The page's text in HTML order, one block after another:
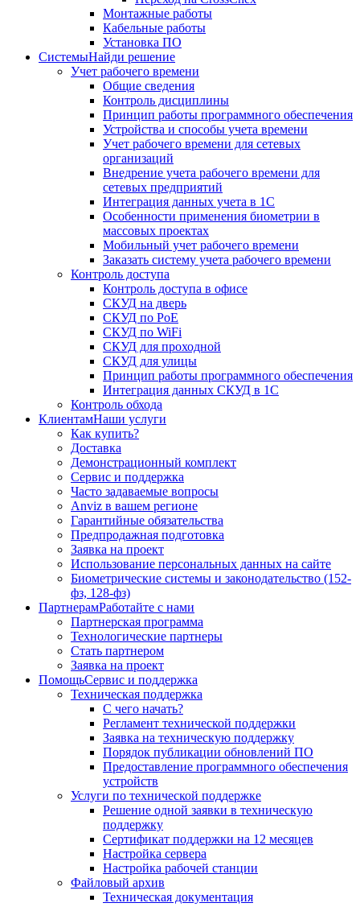
Монтажные работы
Кабельные работы
Установка ПО
СистемыНайди решение
Учет рабочего времени
Общие сведения
Контроль дисциплины
Принцип работы программного обеспечения
Устройства и способы учета времени
Учет рабочего времени для сетевых
организаций
Внедрение учета рабочего времени для
сетевых предприятий
Интеграция данных учета в 1С
Особенности применения биометрии в
массовых проектах
Мобильный учет рабочего времени
Заказать систему учета рабочего времени
Контроль доступа
Контроль доступа в офисе
СКУД на дверь
СКУД по PoE
СКУД по WiFi
СКУД для проходной
СКУД для улицы
Принцип работы программного обеспечения
Интеграция данных СКУД в 1С
Контроль обхода
КлиентамНаши услуги
Как купить?
Доставка
Демонстрационный комплект
Сервис и поддержка
Часто задаваемые вопросы
Anviz в вашем регионе
Гарантийные обязательства
Предпродажная подготовка
Заявка на проект
Использование персональных данных на сайте
Биометрические системы и законодательство (152-
фз, 128-фз)
ПартнерамРаботайте с нами
Партнерская программа
Технологические партнеры
Стать партнером
Заявка на проект
ПомощьСервис и поддержка
Техническая поддержка
С чего начать?
Регламент технической поддержки
Заявка на техническую поддержку
Порядок публикации обновлений ПО
Предоставление программного обеспечения
устройств
Услуги по технической поддержке
Решение одной заявки в техническую
поддержку
Сертификат поддержки на 12 месяцев
Настройка сервера
Настройка рабочей станции
Файловый архив
Техническая документация